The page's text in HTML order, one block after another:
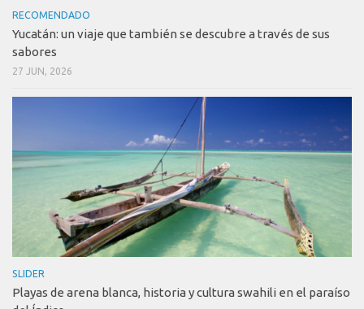
RECOMENDADO
Yucatán: un viaje que también se descubre a través de sus
sabores
27 JUN, 2026
SLIDER
Playas de arena blanca, historia y cultura swahili en el paraíso